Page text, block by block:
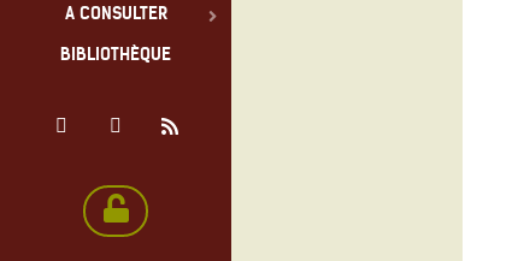
A CONSULTER
BIBLIOTHÈQUE